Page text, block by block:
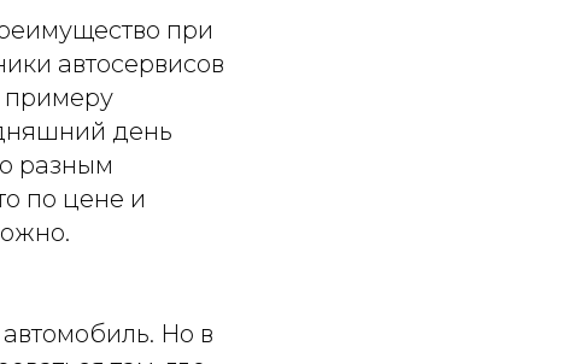
при
автосервисов
примеру
день
разным
по цене и
Но в